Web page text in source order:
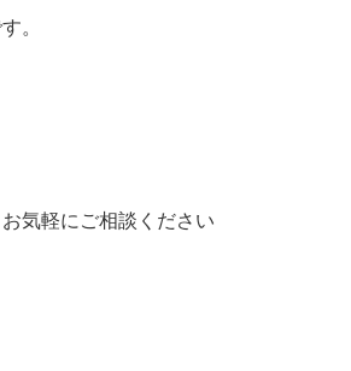
。
気軽にご相談ください